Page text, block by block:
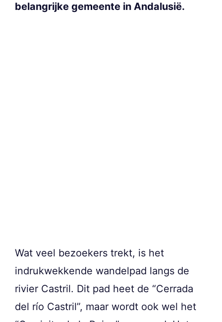
belangrijke gemeente in Andalusië.
Wat veel bezoekers trekt, is het
indrukwekkende wandelpad langs de
rivier Castril. Dit pad heet de “Cerrada
del río Castril”, maar wordt ook wel het